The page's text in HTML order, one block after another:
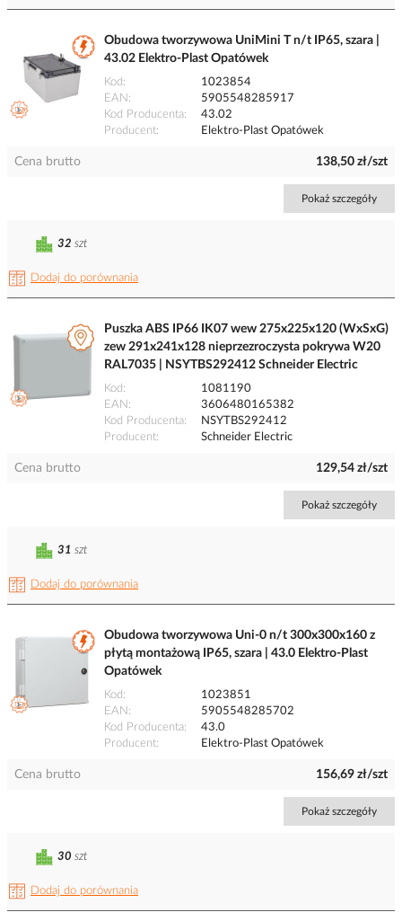
Obudowa tworzywowa UniMini T n/t IP65, szara |
43.02 Elektro-Plast Opatówek
Kod
1023854
EAN
5905548285917
Kod Producenta
43.02
Producent
Elektro-Plast Opatówek
Cena brutto 138,50 zł/szt
Pokaż szczegóły
Dodaj do porównania
32 szt
Puszka ABS IP66 IK07 wew 275x225x120 (WxSxG)
zew 291x241x128 nieprzezroczysta pokrywa W20
RAL7035 | NSYTBS292412 Schneider Electric
Kod
1081190
EAN
3606480165382
Kod Producenta
NSYTBS292412
Producent
Schneider Electric
Cena brutto 129,54 zł/szt
Pokaż szczegóły
Dodaj do porównania
31 szt
Obudowa tworzywowa Uni-0 n/t 300x300x160 z
płytą montażową IP65, szara | 43.0 Elektro-Plast
Opatówek
Kod
1023851
EAN
5905548285702
Kod Producenta
43.0
Producent
Elektro-Plast Opatówek
Cena brutto 156,69 zł/szt
Pokaż szczegóły
Dodaj do porównania
30 szt